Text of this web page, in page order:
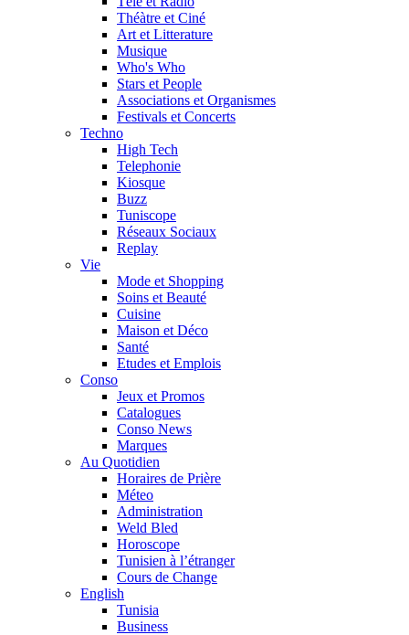
Théàtre et Ciné
Art et Litterature
Musique
Who's Who
Stars et People
Associations et Organismes
Festivals et Concerts
Techno
High Tech
Telephonie
Kiosque
Buzz
Tuniscope
Réseaux Sociaux
Replay
Vie
Mode et Shopping
Soins et Beauté
Cuisine
Maison et Déco
Santé
Etudes et Emplois
Conso
Jeux et Promos
Catalogues
Conso News
Marques
Au Quotidien
Horaires de Prière
Méteo
Administration
Weld Bled
Horoscope
Tunisien à l’étranger
Cours de Change
English
Tunisia
Business